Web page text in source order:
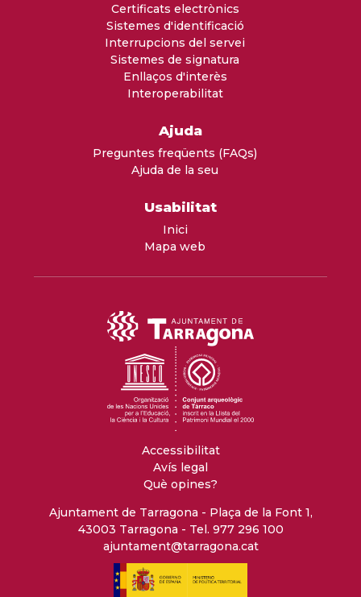
Certificats electrònics
Sistemes d'identificació
Interrupcions del servei
Sistemes de signatura
Enllaços d'interès
Interoperabilitat
Ajuda
Preguntes freqüents (FAQs)
Ajuda de la seu
Usabilitat
Inici
Mapa web
Accessibilitat
Avís legal
Què opines?
Ajuntament de Tarragona - Plaça de la Font 1,
43003 Tarragona - Tel. 977 296 100
ajuntament@tarragona.cat